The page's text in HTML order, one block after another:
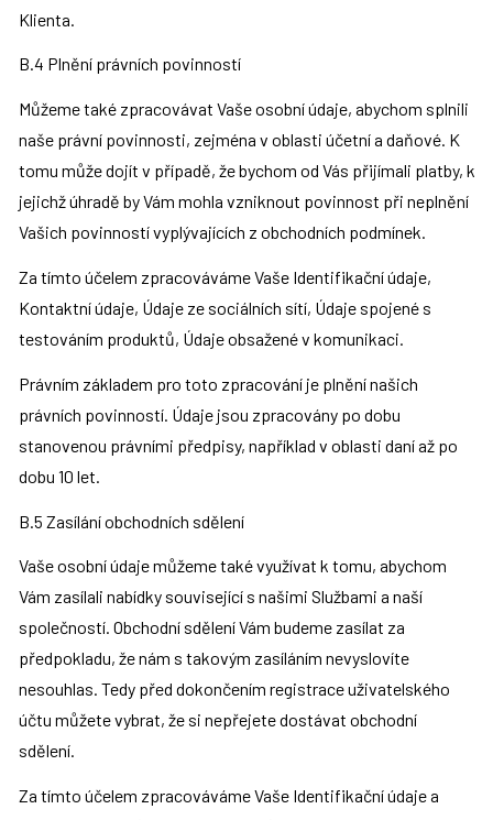
Klienta.
B.4 Plnění právních povinností
Můžeme také zpracovávat Vaše osobní údaje, abychom splnili
naše právní povinnosti, zejména v oblasti účetní a daňové. K
tomu může dojít v případě, že bychom od Vás přijímali platby, k
jejichž úhradě by Vám mohla vzniknout povinnost při neplnění
Vašich povinností vyplývajících z obchodních podmínek.
Za tímto účelem zpracováváme Vaše Identifikační údaje,
Kontaktní údaje, Údaje ze sociálních sítí, Údaje spojené s
testováním produktů, Údaje obsažené v komunikaci.
Právním základem pro toto zpracování je plnění našich
právních povinností. Údaje jsou zpracovány po dobu
stanovenou právními předpisy, například v oblasti daní až po
dobu 10 let.
B.5 Zasílání obchodních sdělení
Vaše osobní údaje můžeme také využívat k tomu, abychom
Vám zasílali nabídky související s našimi Službami a naší
společností. Obchodní sdělení Vám budeme zasílat za
předpokladu, že nám s takovým zasíláním nevyslovíte
nesouhlas. Tedy před dokončením registrace uživatelského
účtu můžete vybrat, že si nepřejete dostávat obchodní
sdělení.
Za tímto účelem zpracováváme Vaše Identifikační údaje a